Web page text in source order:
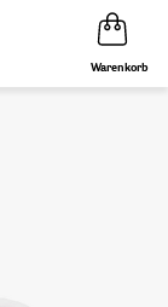
Warenkorb